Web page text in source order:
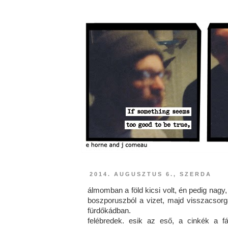
2014. AUGUSZTUS 6., SZERDA
álmomban a föld kicsi volt, én pedig
boszporuszból a vizet, majd
fürdőkádban.
felébredek. esik az eső, a cinkék a